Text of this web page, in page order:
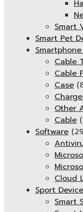
Smart
Smart Pet
Cable
Cable
Case
Other
Cable
Software
Cloud
Sport Device
Smart